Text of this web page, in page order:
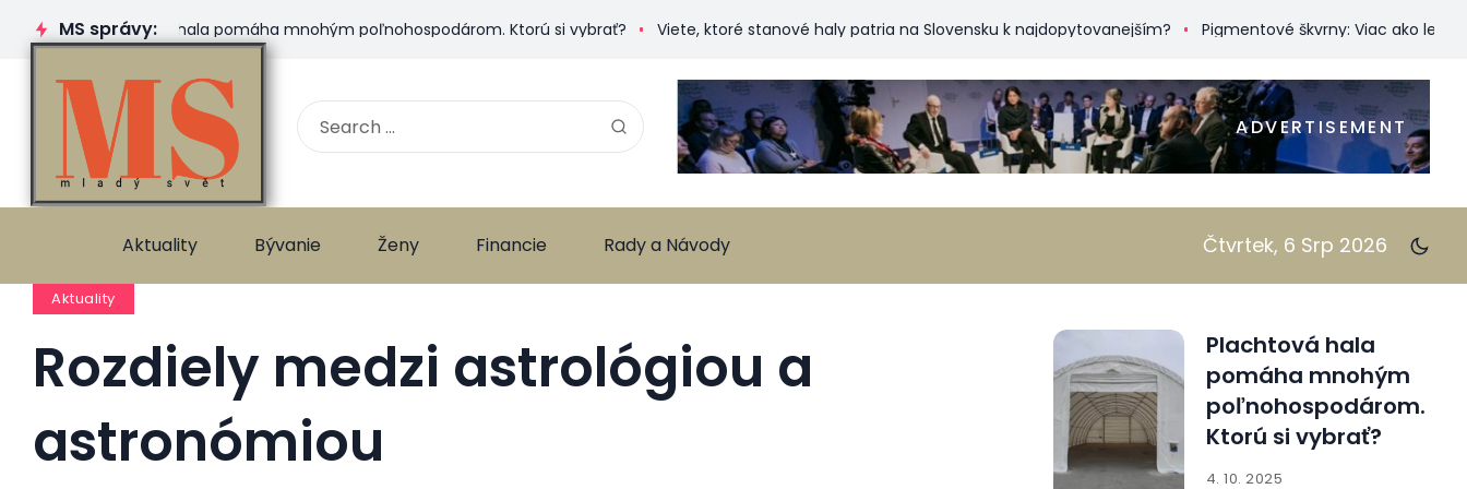
MS správy:
Plachtová hala pomáha mnohým poľnohospodárom. Ktorú si vybrať? Viete, ktoré stanové haly patria na Slovensku k najdopytovanejším? Pigmentové škvrny: Viac ako len
ADVERTISEMENT
Aktuality Bývanie Ženy Financie Rady a Návody Čtvrtek, 6 Srp 2026
Aktuality
Rozdiely medzi astrológiou a
astronómiou
Plachtová hala
pomáha mnohým
poľnohospodárom.
Ktorú si vybrať?
4. 10. 2025